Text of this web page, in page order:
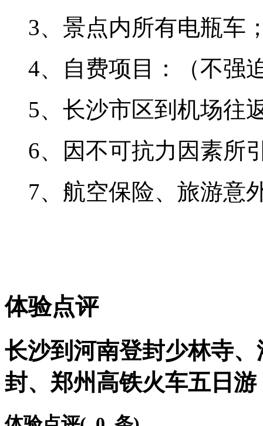
3、景点内所有电瓶车
4、自费项目：（不强
5、长沙市区到机场往
6、因不可抗力因素所
7、航空保险、旅游意
体验点评
长沙到河南登封少林寺
封、郑州高铁火车五日游